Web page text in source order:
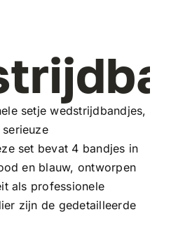
setjewedstrijdbandjes,
set bevat 4 bandjes in
en blauw, ontworpen
als professionele
zijn de gedetailleerde